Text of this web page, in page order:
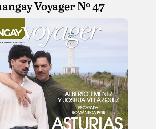
Voyager Nº 47